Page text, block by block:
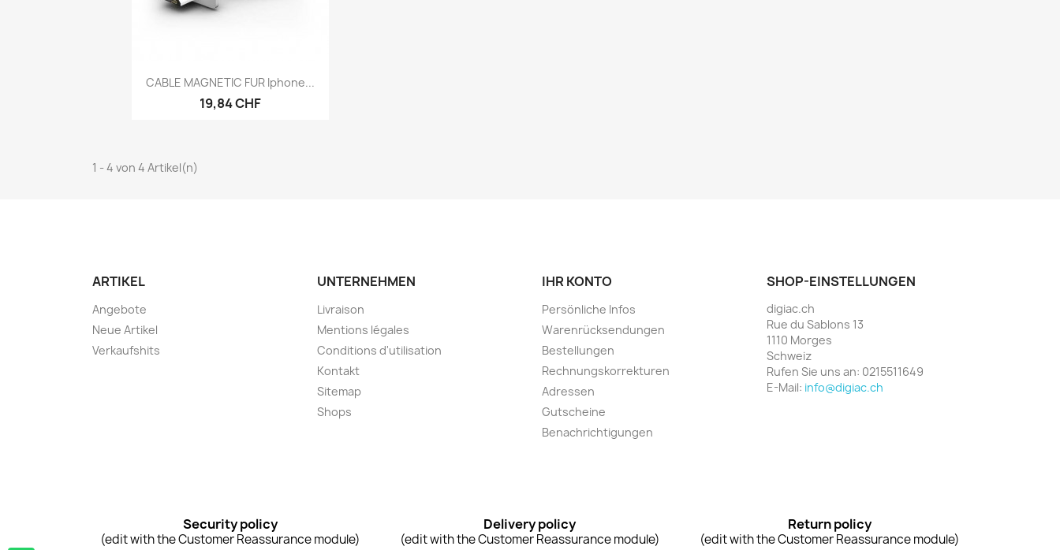
Vorschau
CABLE MAGNETIC FUR Iphone...
19,84 CHF
1 - 4 von 4 Artikel(n)
ARTIKEL
Angebote
Neue Artikel
Verkaufshits
UNTERNEHMEN
Livraison
Mentions légales
Conditions d'utilisation
Kontakt
Sitemap
Shops
IHR KONTO
Persönliche Infos
Warenrücksendungen
Bestellungen
Rechnungskorrekturen
Adressen
Gutscheine
Benachrichtigungen
SHOP-EINSTELLUNGEN
digiac.ch
Rue du Sablons 13
1110 Morges
Schweiz
Rufen Sie uns an: 0215511649
E-Mail: info@digiac.ch
Security policy
(edit with the Customer Reassurance module)
Delivery policy
(edit with the Customer Reassurance module)
Return policy
(edit with the Customer Reassurance module)